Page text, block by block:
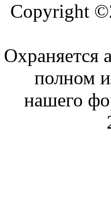
Copyright
Охраняется
полном
нашего